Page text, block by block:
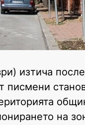
изтича
писмени
на